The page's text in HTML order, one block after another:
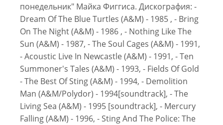
понедельник" Майка Фиггиса. Дискография: -
Dream Of The Blue Turtles (A&M) - 1985 , - Bring
On The Night (A&M) - 1986 , - Nothing Like The
Sun (A&M) - 1987, - The Soul Cages (A&M) - 1991,
- Acoustic Live In Newcastle (A&M) - 1991, - Ten
Summoner's Tales (A&M) - 1993, - Fields Of Gold
- The Best Of Sting (A&M) - 1994, - Demolition
Man (A&M/Polydor) - 1994[soundtrack], - The
Living Sea (A&M) - 1995 [soundtrack], - Mercury
Falling (A&M) - 1996, - Sting And The Police: The